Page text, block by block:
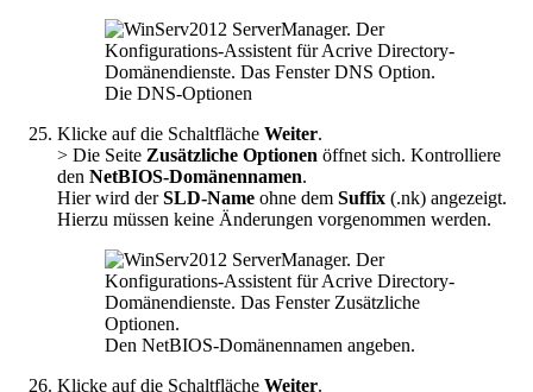
Die DNS-Optionen
Klicke auf die Schaltfläche Weiter.
> Die Seite Zusätzliche Optionen öffnet sich. Kontrolliere
den NetBIOS-Domänennamen.
Hier wird derSLD-Name ohne dem Suffix (.nk) angezeigt.
Hierzu müssen keine Änderungen vorgenommen werden.
Den NetBIOS-Domänennamen angeben.
Klicke auf die Schaltfläche Weiter.